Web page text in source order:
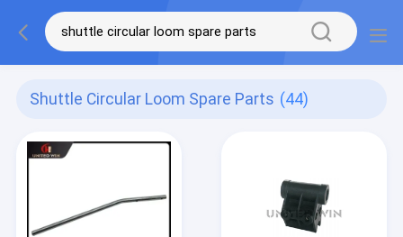
Shuttle Circular Loom Spare Parts (44)